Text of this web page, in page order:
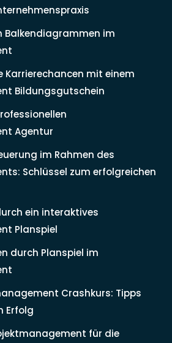
Balkendiagrammen im
Karrierechancen mit einem
Bildungsgutschein
Agentur
im Rahmen des
Schlüssel zum erfolgreichen
ein interaktives
Planspiel
durch Planspiel im
Crashkurs: Tipps
Erfolg
für die